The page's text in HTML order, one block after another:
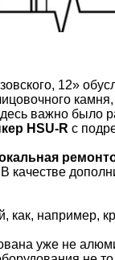
12»
важно было
HSU-R с
качестве
как, например,
уже не